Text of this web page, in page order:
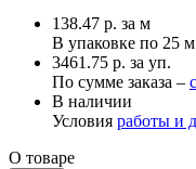
138.47 р. за м
В упаковке по 25 м
3461.75 р. за уп.
По сумме заказа –
В наличии
Условия работы и
О товаре